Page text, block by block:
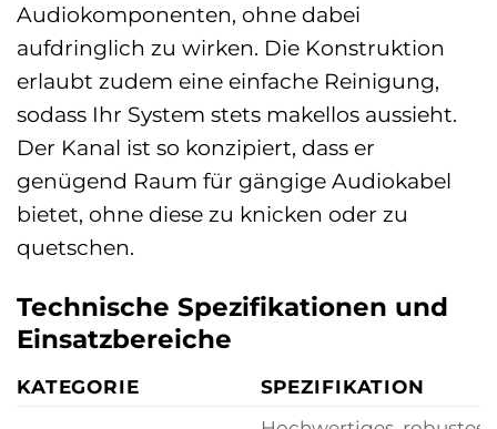
Audiokomponenten, ohne dabei
aufdringlich zu wirken. Die Konstruktion
erlaubt zudem eine einfache Reinigung,
sodass Ihr System stets makellos aussieht.
Der Kanal ist so konzipiert, dass er
genügend Raum für gängige Audiokabel
bietet, ohne diese zu knicken oder zu
quetschen.
Technische Spezifikationen und
Einsatzbereiche
KATEGORIE SPEZIFIKATION